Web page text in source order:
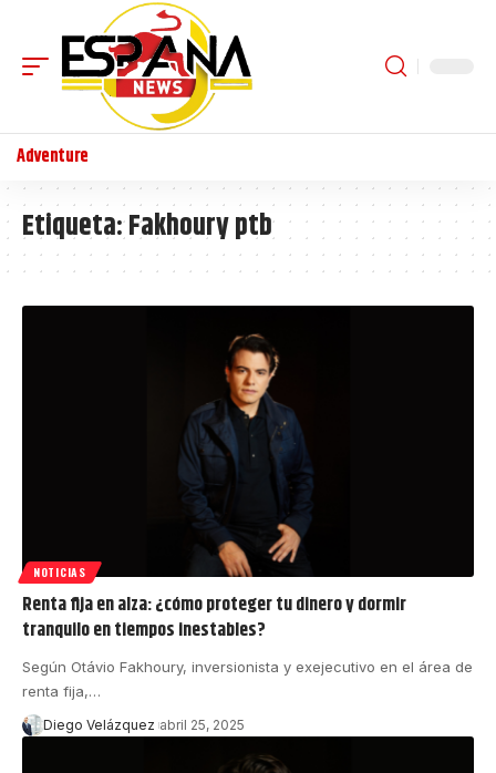
Adventure
Etiqueta:Fakhoury ptb
NOTICIAS
Renta fija en alza: ¿cómo proteger tu dinero y dormir
tranquilo en tiempos inestables?
Según Otávio Fakhoury, inversionista y exejecutivo en el área de
renta fija,…
Diego Velázquez abril 25, 2025